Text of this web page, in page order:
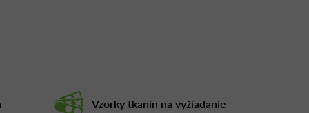
Vzorky tkanín na vyžiadanie